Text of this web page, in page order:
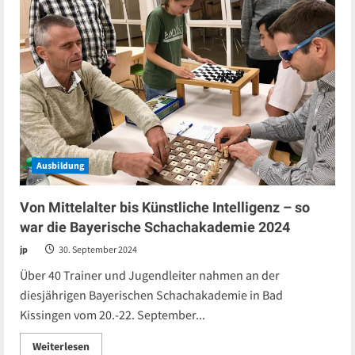
Ausbildung
Von Mittelalter bis Künstliche Intelligenz – so
war die Bayerische Schachakademie 2024
jp 30. September 2024
Über 40 Trainer und Jugendleiter nahmen an der
diesjährigen Bayerischen Schachakademie in Bad
Kissingen vom 20.-22. September...
WeiterlesenRead